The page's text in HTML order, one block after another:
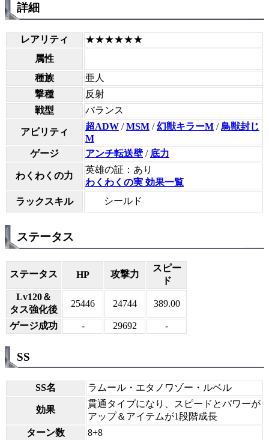
詳細
レアリティ
★★★★★★
属性
種族
亜人
撃種
反射
戦型
バランス
アビリティ
超ADW /MSM /幻獣キラーM /鳥獣封じ
M
ゲージ
アンチ転送壁 / 底力
わくわくの力
英雄の証：あり
わくわくの実 効果一覧
ラックスキル
シールド
ステータス
ステータス HP 攻撃力
スピー
ド
Lv120＆
タス強化後
25446 24744 389.00
ゲージ成功 - 29692 -
SS
SS名 ラムール・エタノワゾー・ルベル
効果
貫通タイプになり、スピードとパワーが
アップ＆アイテムが1段階成長
ターン数
8+8